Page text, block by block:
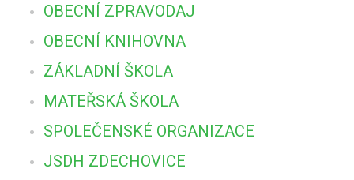
OBECNÍ ZPRAVODAJ
OBECNÍ KNIHOVNA
ZÁKLADNÍ ŠKOLA
MATEŘSKÁ ŠKOLA
SPOLEČENSKÉ ORGANIZACE
JSDH ZDECHOVICE